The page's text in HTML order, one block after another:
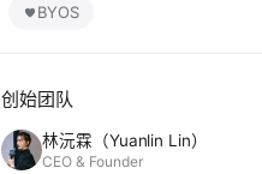
BYOS
创始团队
林沅霖（Yuanlin Lin）
CEO & Founder